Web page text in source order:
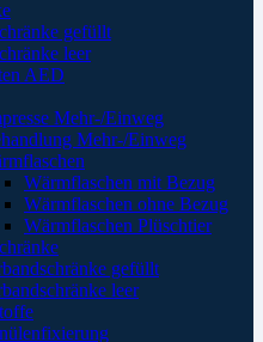
gefüllt
leer
AED
Mehr-/Einweg
Mehr-/Einweg
Wärmflaschen mit Bezug
Wärmflaschen ohne Bezug
Wärmflaschen Plüschtier
gefüllt
leer